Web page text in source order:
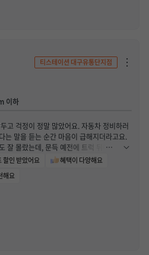
엔진음이 없다 보니 노면 소음이 고스란
정적인 핸들링 모델Y 특유의 단단한 서스
쫀쫀하게 받아주는 느낌입니다. 전기차의
를 단단하게 지지해 주어, 코너링이나 급
꽉 움켜쥐고 달리는 안정감이 일품입니다.
EV 전용 타이어답게, 교체 후 계기판에 찍
되고 있습니다. 정숙성과 승차감을 모두 잡
200% 끌어올려 주는 타이어"
티스테이션 대구유통단지점
이하
고 걱정이 정말 많았어요. 자동차 정비하러
는 말을 듣는 순간 마음이 급해지더라고요.
잘 몰랐는데, 문득 예전에 트럭 뒤에 붙어
을 본 기억이 떠올랐어요. 그래서 바로 검색
이 있더라고요. 찾아보다가 아이온이 한국
알게 됐습니다. 동네 티스테이션에 전화해
다려야 한다는 얘기를 듣고 당황했어요. 그
데 대기 없이 바로 연결됐고, 제가 사는 지
서 정말 든든했습니다. 상담사분이 인터넷
게 알려주셔서 진행하는 내내 감동이었고,
고 싶어요. 홈페이지에서 차종만 입력하면
할인 받았어요
혜택이 다양해요
해요